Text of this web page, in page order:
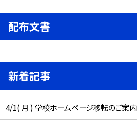
配布文書
新着記事
4/1( 月 ) 学校ホームページ移転のご案内